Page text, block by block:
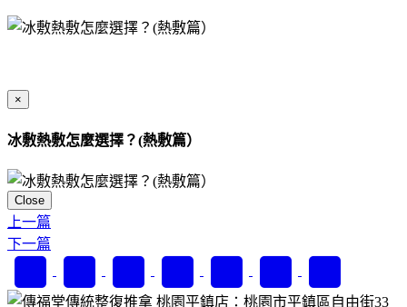
×
冰敷熱敷怎麼選擇？(熱敷篇）
Close
上一篇
下一篇
桃園平鎮店：桃園市平鎮區自由街33